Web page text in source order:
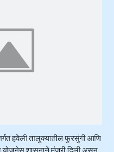
हवेली तालुक्यातील फुरसुंगी आणि